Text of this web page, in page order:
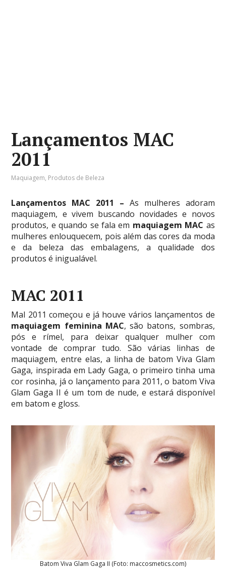
Lançamentos MAC
2011
Maquiagem, Produtos de Beleza
Lançamentos MAC 2011 – As mulheres adoram
maquiagem, e vivem buscando novidades e novos
produtos, e quando se fala em maquiagem MAC as
mulheres enlouquecem, pois além das cores da moda
e da beleza das embalagens, a qualidade dos
produtos é inigualável.
MAC 2011
Mal 2011 começou e já houve vários lançamentos de
maquiagem feminina MAC, são batons, sombras,
pós e rímel, para deixar qualquer mulher com
vontade de comprar tudo. São várias linhas de
maquiagem, entre elas, a linha de batom Viva Glam
Gaga, inspirada em Lady Gaga, o primeiro tinha uma
cor rosinha, já o lançamento para 2011, o batom Viva
Glam Gaga II é um tom de nude, e estará disponível
em batom e gloss.
Batom Viva Glam Gaga II (Foto: maccosmetics.com)